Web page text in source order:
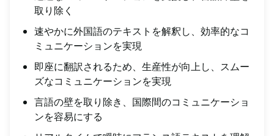
取り除く
速やかに外国語のテキストを解釈し、効率的なコ
ミュニケーションを実現
即座に翻訳されるため、生産性が向上し、スムー
ズなコミュニケーションを実現
言語の壁を取り除き、国際間のコミュニケーショ
ンを容易にする